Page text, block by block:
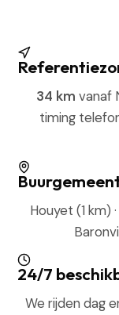
34 km vanaf
timing
Houyet (1 km)
24/7
We rijden dag